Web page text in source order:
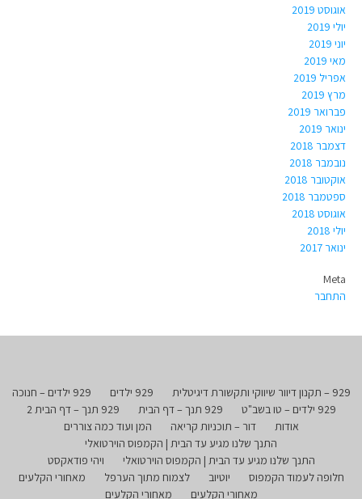
אוגוסט 2019
יולי 2019
יוני 2019
מאי 2019
אפריל 2019
מרץ 2019
פברואר 2019
ינואר 2019
דצמבר 2018
נובמבר 2018
אוקטובר 2018
ספטמבר 2018
אוגוסט 2018
יולי 2018
ינואר 2017
Meta
התחבר
929 – תקנון דיוור שיווקי ותקשורת דיגיטלית 929 ילדים
929 ילדים – חנוכה
929 ילדים – טו בשב"ט
929 תנך – דף הבית
929 תנך – דף הבית 2
אודות
דור – תוכניות קריאה
המן ועוד כמה צוררים
התנך שלנו מגיע עד הבית | הקמפוס הוירטואלי
התנך שלנו מגיע עד הבית | הקמפוס הוירטואלי
ויהי פודאקסט
חלופה לעמוד הקמפוס
יוטיוב לצמוח מתוך הערפל
מאחורי הקלעים
מאחורי הקלעים
מאחורי הקלעים